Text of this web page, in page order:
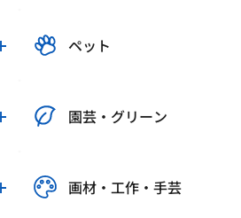
ペット
園芸・グリーン
画材・工作・手芸